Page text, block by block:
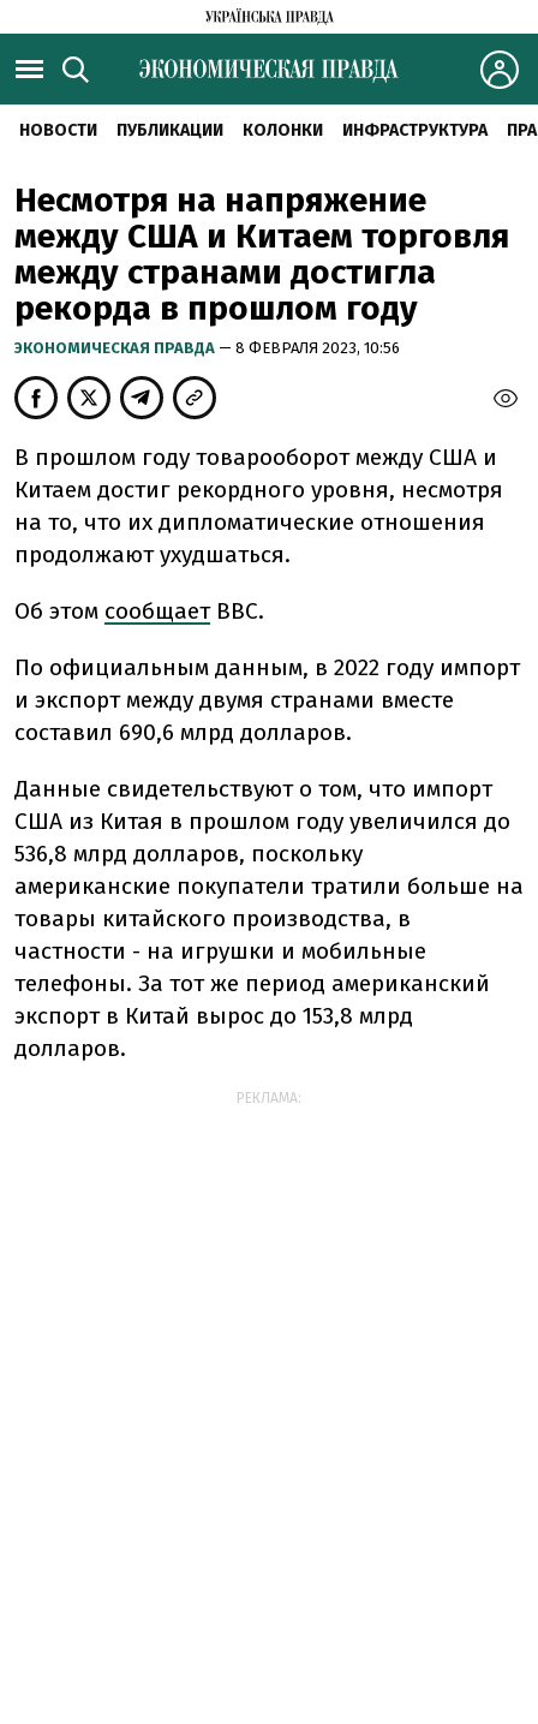
НОВОСТИ ПУБЛИКАЦИИ КОЛОНКИ ИНФРАСТРУКТУРА
Несмотря на напряжение
между США и Китаем торговля
между странами достигла
рекорда в прошлом году
ЭКОНОМИЧЕСКАЯ ПРАВДА — 8 ФЕВРАЛЯ 2023, 10:56
В прошлом году товарооборот между США и
Китаем достиг рекордного уровня, несмотря
на то, что их дипломатические отношения
продолжают ухудшаться.
Об этом сообщаетBBC.
По официальным данным, в 2022 году импорт
и экспорт между двумя странами вместе
составил 690,6 млрд долларов.
Данные свидетельствуют о том, что импорт
США из Китая в прошлом году увеличился до
536,8 млрд долларов, поскольку
американские покупатели тратили больше на
товары китайского производства, в
частности - на игрушки и мобильные
телефоны. За тот же период американский
экспорт в Китай вырос до 153,8 млрд
долларов.
РЕКЛАМА: